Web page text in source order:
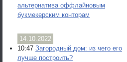
альтернатива оффлайновым
букмекерским конторам
14.10.2022
10:47 Загородный дом: из чего его
лучше построить?